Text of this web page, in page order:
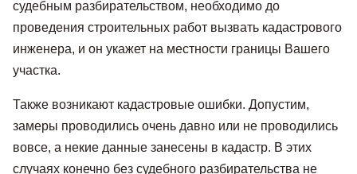
судебным разбирательством, необходимо до
проведения строительных работ вызвать кадастрового
инженера, и он укажет на местности границы Вашего
участка.
Также возникают кадастровые ошибки. Допустим,
замеры проводились очень давно или не проводились
вовсе, а некие данные занесены в кадастр. В этих
случаях конечно без судебного разбирательства не